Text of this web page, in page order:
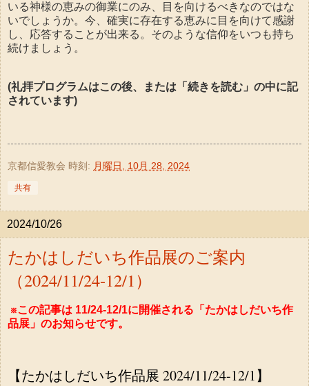
いる神様の恵みの御業にのみ、目を向けるべきなのではな
いでしょうか。今、確実に存在する恵みに目を向けて感謝
し、応答することが出来る。そのような信仰をいつも持ち
続けましょう。
(礼拝プログラムはこの後、または「続きを読む」の中に記
されています)
京都信愛教会 時刻: 月曜日, 10月 28, 2024
共有
2024/10/26
たかはしだいち作品展のご案内
（2024/11/24-12/1）
※この記事は 11/24-12/1に開催される「たかはしだいち作
品展」のお知らせです。
【たかはしだいち作品展 2024/11/24-12/1】